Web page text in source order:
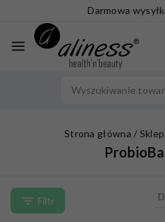
Darmowa
Strona główna / Sklep
Filtr